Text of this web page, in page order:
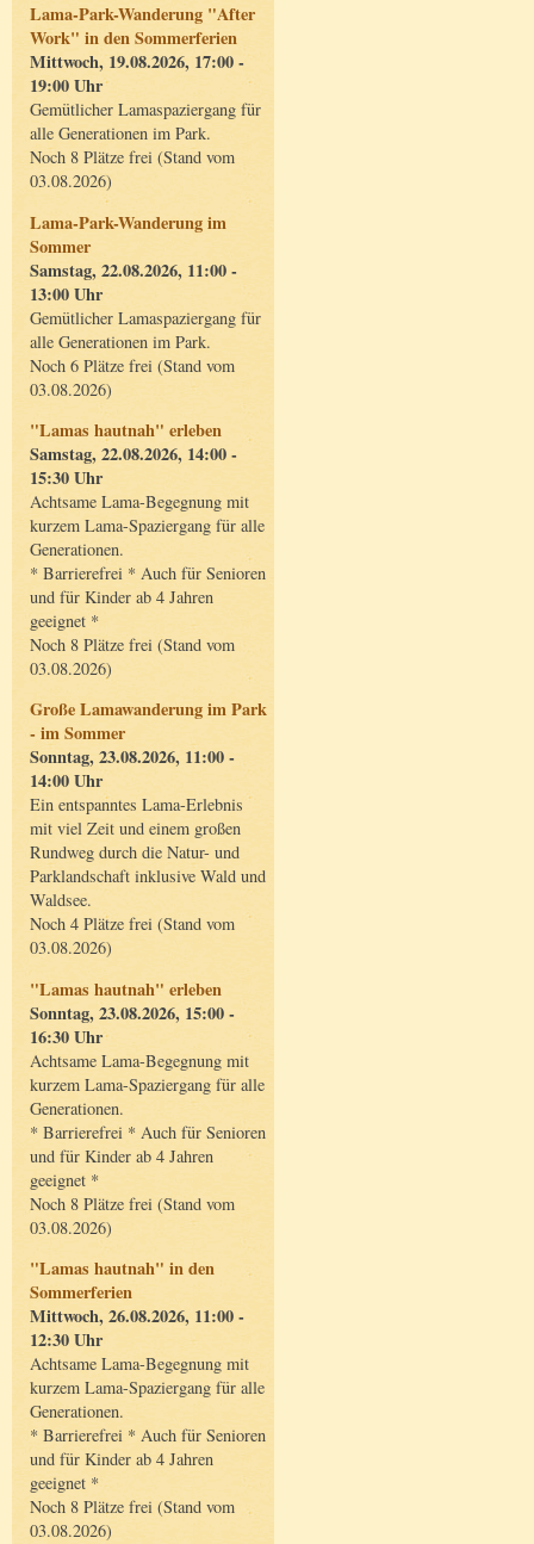
Lama-Park-Wanderung "After
Work" in den Sommerferien
Mittwoch, 19.08.2026, 17:00 -
19:00 Uhr
Gemütlicher Lamaspaziergang für
alle Generationen im Park.
Noch 8 Plätze frei (Stand vom
03.08.2026)
Lama-Park-Wanderung im
Sommer
Samstag, 22.08.2026, 11:00 -
13:00 Uhr
Gemütlicher Lamaspaziergang für
alle Generationen im Park.
Noch 6 Plätze frei (Stand vom
03.08.2026)
"Lamas hautnah" erleben
Samstag, 22.08.2026, 14:00 -
15:30 Uhr
Achtsame Lama-Begegnung mit
kurzem Lama-Spaziergang für alle
Generationen.
* Barrierefrei * Auch für Senioren
und für Kinder ab 4 Jahren
geeignet *
Noch 8 Plätze frei (Stand vom
03.08.2026)
Große Lamawanderung im Park
- im Sommer
Sonntag, 23.08.2026, 11:00 -
14:00 Uhr
Ein entspanntes Lama-Erlebnis
mit viel Zeit und einem großen
Rundweg durch die Natur- und
Parklandschaft inklusive Wald und
Waldsee.
Noch 4 Plätze frei (Stand vom
03.08.2026)
"Lamas hautnah" erleben
Sonntag, 23.08.2026, 15:00 -
16:30 Uhr
Achtsame Lama-Begegnung mit
kurzem Lama-Spaziergang für alle
Generationen.
* Barrierefrei * Auch für Senioren
und für Kinder ab 4 Jahren
geeignet *
Noch 8 Plätze frei (Stand vom
03.08.2026)
"Lamas hautnah" in den
Sommerferien
Mittwoch, 26.08.2026, 11:00 -
12:30 Uhr
Achtsame Lama-Begegnung mit
kurzem Lama-Spaziergang für alle
Generationen.
* Barrierefrei * Auch für Senioren
und für Kinder ab 4 Jahren
geeignet *
Noch 8 Plätze frei (Stand vom
03.08.2026)